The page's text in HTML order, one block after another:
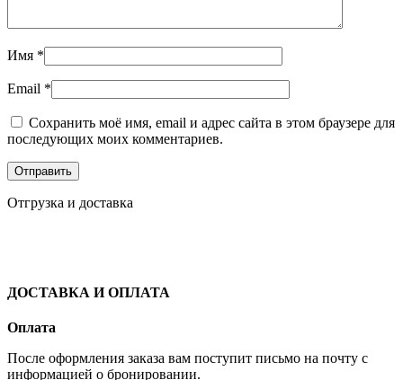
Имя *
Email *
Сохранить моё имя, email и адрес сайта в этом браузере для
последующих моих комментариев.
Отгрузка и доставка
ДОСТАВКА И ОПЛАТА
Оплата
После оформления заказа вам поступит письмо на почту с
информацией о бронировании.